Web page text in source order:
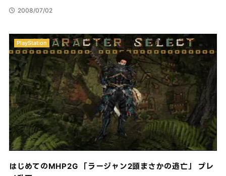
2008/07/02
はじめてのMHP2G 「ラージャン2頭まさかの逃亡」 プレ
PlayStation